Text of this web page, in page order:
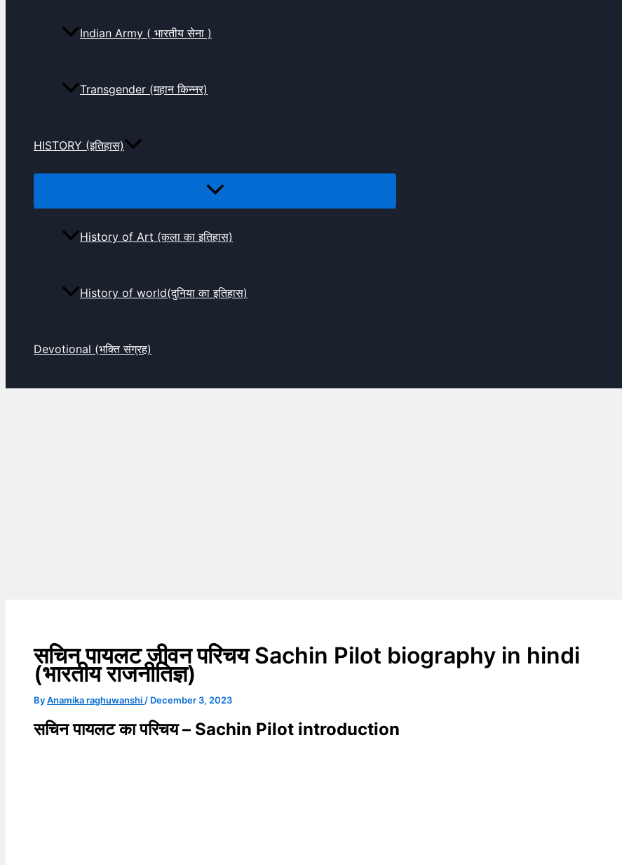
Indian Army ( भारतीय सेना )
Transgender (महान किन्नर)
HISTORY (इतिहास)
History of Art (कला का इतिहास)
History of world(दुनिया का इतिहास)
Devotional (भक्ति संग्रह)
सचिन पायलट जीवन परिचय Sachin Pilot biography in hindi
(भारतीय राजनीतिज्ञ)
ByAnamika raghuwanshi / December 3, 2023
सचिन पायलट का परिचय – Sachin Pilot introduction